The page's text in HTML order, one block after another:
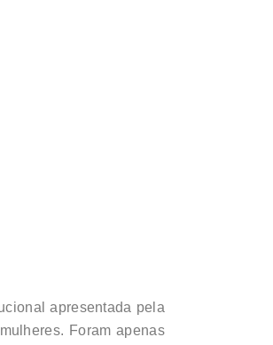
apresentada pela
Foram apenas